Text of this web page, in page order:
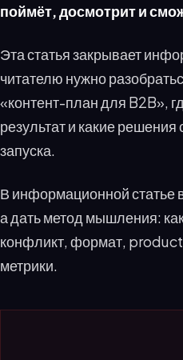
поймёт, досмотрит и
Эта статья закрывает
читателю нужно
«контент-план для B2B»,
результат и какие решения
запуска.
В информационной статье
а дать метод мышления:
конфликт, формат,
метрики.